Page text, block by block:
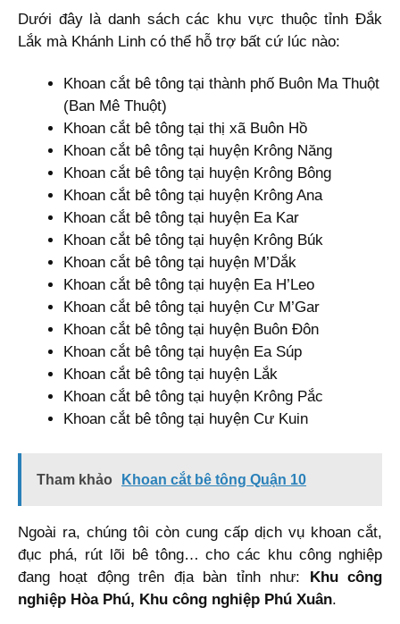
Dưới đây là danh sách các khu vực thuộc tỉnh Đắk
Lắk mà Khánh Linh có thể hỗ trợ bất cứ lúc nào:
Khoan cắt bê tông tại thành phố Buôn Ma Thuột
(Ban Mê Thuột)
Khoan cắt bê tông tại thị xã Buôn Hồ
Khoan cắt bê tông tại huyện Krông Năng
Khoan cắt bê tông tại huyện Krông Bông
Khoan cắt bê tông tại huyện Krông Ana
Khoan cắt bê tông tại huyện Ea Kar
Khoan cắt bê tông tại huyện Krông Búk
Khoan cắt bê tông tại huyện M’Dắk
Khoan cắt bê tông tại huyện Ea H’Leo
Khoan cắt bê tông tại huyện Cư M’Gar
Khoan cắt bê tông tại huyện Buôn Đôn
Khoan cắt bê tông tại huyện Ea Súp
Khoan cắt bê tông tại huyện Lắk
Khoan cắt bê tông tại huyện Krông Pắc
Khoan cắt bê tông tại huyện Cư Kuin
Tham khảo Khoan cắt bê tông Quận 10
Ngoài ra, chúng tôi còn cung cấp dịch vụ khoan cắt,
đục phá, rút lõi bê tông… cho các khu công nghiệp
đang hoạt động trên địa bàn tỉnh như: Khu công
nghiệp Hòa Phú, Khu công nghiệp Phú Xuân.